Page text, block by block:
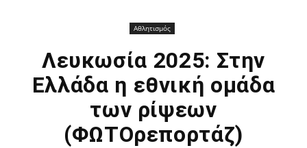
Αθλητισμός
Λευκωσία 2025: Στην
Ελλάδα η εθνική ομάδα
των ρίψεων
(ΦΩΤΟρεπορτάζ)